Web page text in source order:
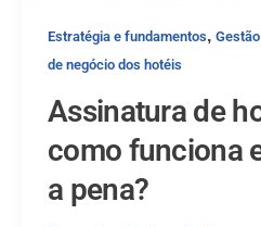
Estratégia e fundamentos,
de negócio dos hotéis
Assinatura de
como funciona
a pena?